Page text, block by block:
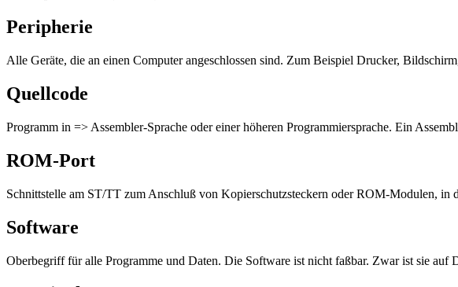
Peripherie
Alle Geräte, die an einen Computer angeschlossen sind. Zum Beispiel Drucker,
Quellcode
Programm in => Assembler-Sprache oder einer höheren Programmiersprache. Ein
ROM-Port
Schnittstelle am ST/TT zum Anschluß von Kopierschutzsteckern oder ROM-Modulen, in
Software
Oberbegriff für alle Programme und Daten. Die Software ist nicht faßbar. Zwar ist sie auf